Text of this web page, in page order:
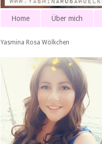
Home Über mich
Yasmina Rosa Wölkchen